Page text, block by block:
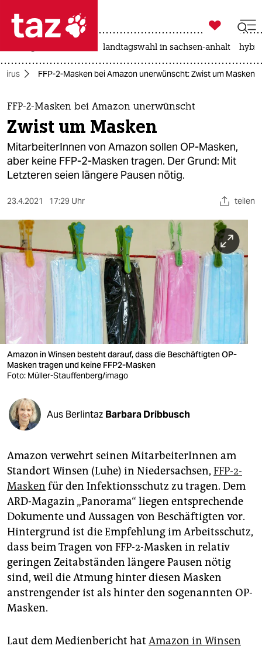
 taz zahl ich
taz zahl ich
themen
politik
öko
sport
berlin
nord
wahrheit
verlag
verlag
shop
fragen & hilfe
unterstützen
abo
genossenschaft
epaper login

taz zahl ich
landtagswahl in sachsen-anhalt
FFP-2-Masken bei Amazon unerwünscht: Zwist um Masken
FFP-2-Masken bei Amazon unerwünscht
Zwist um Masken
MitarbeiterInnen von Amazon sollen OP-Masken,
aber keine FFP-2-Masken tragen. Der Grund: Mit
Letzteren seien längere Pausen nötig.
23.4.2021 17:29 Uhr teilen
Amazon in Winsen besteht darauf, dass die Beschäftigten OP-
Masken tragen und keine FFP2-Masken
Foto: Müller-Stauffenberg/imago
Aus Berlintaz Barbara Dribbusch
Amazon verwehrt seinen MitarbeiterInnen am
Standort Winsen (Luhe) in Niedersachsen, FFP-2-
Masken für den Infektionsschutz zu tragen. Dem
ARD-Magazin „Panorama“ liegen entsprechende
Dokumente und Aussagen von Beschäftigten vor.
Hintergrund ist die Empfehlung im Arbeitsschutz,
dass beim Tragen von FFP-2-Masken in relativ
geringen Zeitabständen längere Pausen nötig
sind, weil die Atmung hinter diesen Masken
anstrengender ist als hinter den sogenannten OP-
Masken.
Laut dem Medienbericht hat Amazon in Winsen